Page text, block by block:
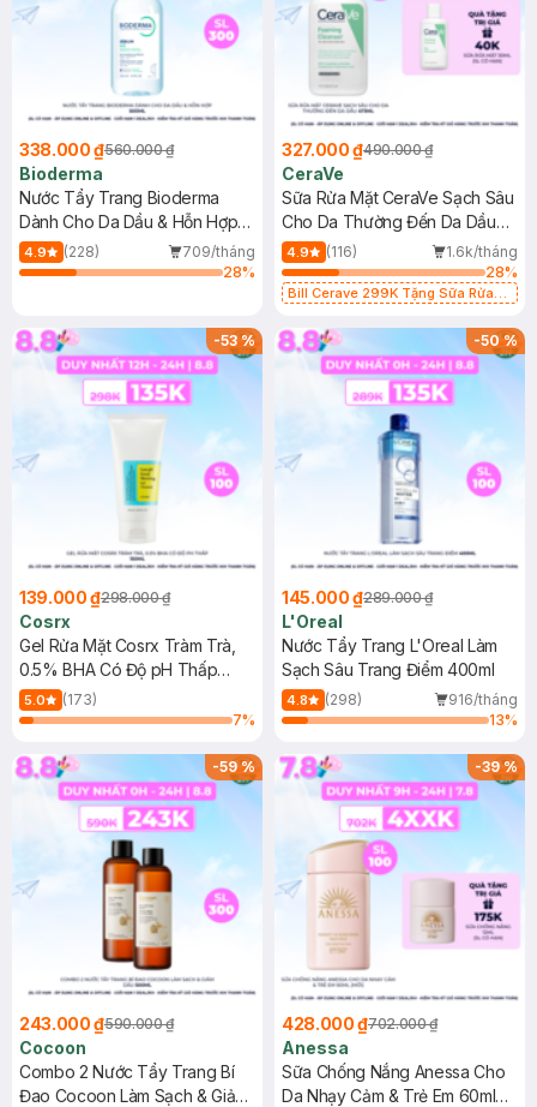
338.000 ₫560.000 ₫
Bioderma
Nước Tẩy Trang Bioderma
Dành Cho Da Dầu & Hỗn Hợp
500ml
4.9 (228)
709/tháng
28%
327.000 ₫490.000 ₫
CeraVe
Sữa Rửa Mặt CeraVe Sạch Sâu
Cho Da Thường Đến Da Dầu
473ml
4.9 (116)
1.6k/tháng
28%
Bill Cerave 299K Tặng Sữa Rửa
-53%
139.000 ₫298.000 ₫
Cosrx
Gel Rửa Mặt Cosrx Tràm Trà,
0.5% BHA Có Độ pH Thấp
150ml
5.0
(173)
7%
-50%
145.000 ₫289.000 ₫
L'Oreal
Nước Tẩy Trang L'Oreal Làm
Sạch Sâu Trang Điểm 400ml
4.8 (298)
916/tháng
13%
-59%
243.000 ₫590.000 ₫
Cocoon
Combo 2 Nước Tẩy Trang Bí
Đao Cocoon Làm Sạch & Giảm
-39%
428.000 ₫702.000 ₫
Anessa
Sữa Chống Nắng Anessa Cho
Da Nhạy Cảm & Trẻ Em 60ml